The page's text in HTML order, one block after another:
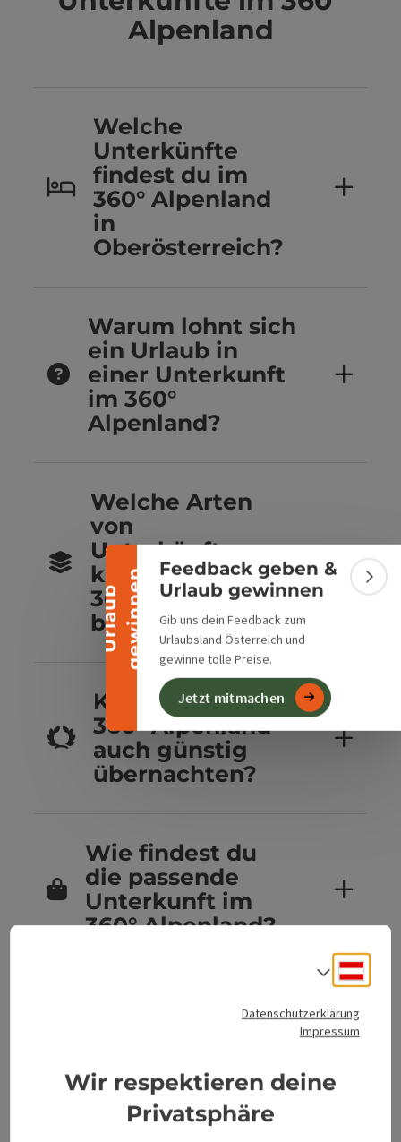
U
r
l
a
u
b
g
e
w
i
n
n
en
Banner einklappen
Feedback geben &
Urlaub gewinnen
Gib uns dein Feedback zum
Urlaubsland Österreich und
gewinne tolle Preise.
Jetzt mitmachen
Alpenland
Welche
Unterkünfte
findest du im
360° Alpenland
in
Oberösterreich?
Warum lohnt sich
ein Urlaub in
einer Unterkunft
im 360°
Alpenland?
Welche Arten
von
Unterkünften
kannst du im
360° Alpenland
buchen?
Kannst du im
360° Alpenland
auch günstig
übernachten?
Wie findest du
die passende
Unterkunft im
360° Alpenland?
Sind Hunde in
360° Alpenland
erlaubt?
Datenschutzerklärung
Impressum
Wir respektieren deine
Privatsphäre